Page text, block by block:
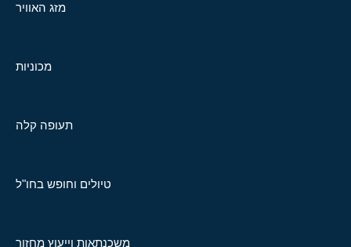
מזג האוויר
מכוניות
תעופה קלה
טיולים וחופש בחו"ל
משכנתאות וייעוץ מחזור